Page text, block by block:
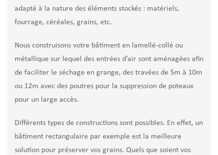
adapté à la nature des éléments stockés : matériels,
fourrage, céréales, grains, etc.
Nous construisons votre bâtiment en lamellé-collé ou
métallique sur lequel des entrées d’air sont aménagées afin
de faciliter le séchage en grange, des travées de 5m à 10m
ou 12m avec des poutres pour la suppression de poteaux
pour un large accès.
Différents types de constructions sont possibles. En effet, un
bâtiment rectangulaire par exemple est la meilleure
solution pour préserver vos grains. Quels que soient vos